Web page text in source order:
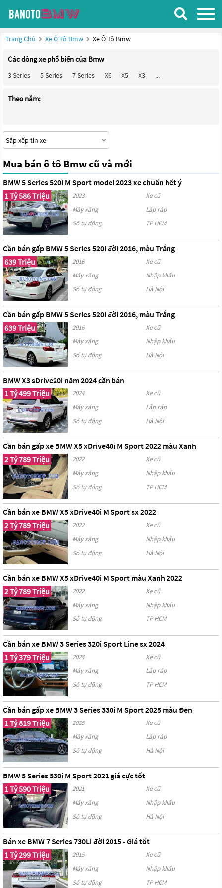
Trang Chủ Xe Ô Tô Bmw Xe Ô Tô Bmw
Các dòng xe phổ biến của Bmw
3 Series 5 Series 7 Series X6 X5 X3 ...
Theo năm:
Mua bán ô tô Bmw cũ và mới
BMW 5 Series 520i M Sport model 2023 xe chuẩn hết ý
1 Tỷ 586 Triệu
2023
Xe cũ
Máy xăng
Lắp ráp
Số tự động
TP HCM
Cần bán gấp BMW 5 Series 520i đời 2016, màu Trắng
639 Triệu
2016
Xe cũ
Máy xăng
Nhập khẩu
Số tự động
Hà Nội
Cần bán gấp BMW 5 Series 520i đời 2016, màu Trắng
639 Triệu
2016
Xe cũ
Máy xăng
Nhập khẩu
Số tự động
Hà Nội
BMW X3 sDrive20i năm 2024 cần bán
1 Tỷ 499 Triệu
2024
Xe cũ
Máy xăng
Lắp ráp
Số tự động
Hà Nội
Cần bán gấp xe BMW X5 xDrive40i M Sport 2022 màu Xanh
2 Tỷ 789 Triệu
2022
Xe cũ
Máy xăng
Nhập khẩu
Số tự động
TP HCM
Cần bán xe BMW X5 xDrive40i M Sport sx 2022
2 Tỷ 789 Triệu
2022
Xe cũ
Máy xăng
Nhập khẩu
Số tự động
Hà Nội
Cần bán xe BMW X5 xDrive40i M Sport màu Xanh 2022
2 Tỷ 789 Triệu
2022
Xe cũ
Máy xăng
Nhập khẩu
Số tự động
TP HCM
Cần bán xe BMW 3 Series 320i Sport Line sx 2024
1 Tỷ 379 Triệu
2024
Xe cũ
Máy xăng
Lắp ráp
Số tự động
TP HCM
Cần bán gấp xe BMW 3 Series 330i M Sport 2025 màu Đen
1 Tỷ 819 Triệu
2025
Xe cũ
Máy xăng
Lắp ráp
Số tự động
Hà Nội
BMW 5 Series 530i M Sport 2021 giá cực tốt
1 Tỷ 590 Triệu
2021
Xe cũ
Máy xăng
Nhập khẩu
Số tự động
Hà Nội
Bán xe BMW 7 Series 730Li đời 2015 - Giá tốt
1 Tỷ 299 Triệu
2015
Xe cũ
Máy xăng
Nhập khẩu
Số tự động
TP HCM